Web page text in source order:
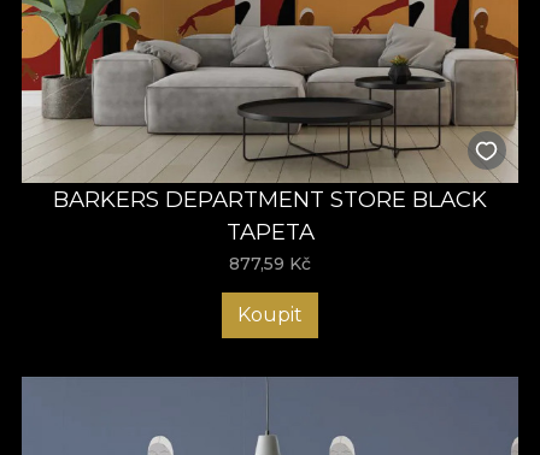
BARKERS DEPARTMENT STORE BLACK
TAPETA
877,59 Kč
Koupit